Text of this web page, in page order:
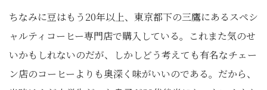
ちなみに豆はもう20年以上、東京都下の三鷹にあるスペシ
ャルティコーヒー専門店で購入している。これまた気のせ
いかもしれないのだが、しかしどう考えても有名なチェー
ン店のコーヒーよりも奥深く味がいいのである。だから、